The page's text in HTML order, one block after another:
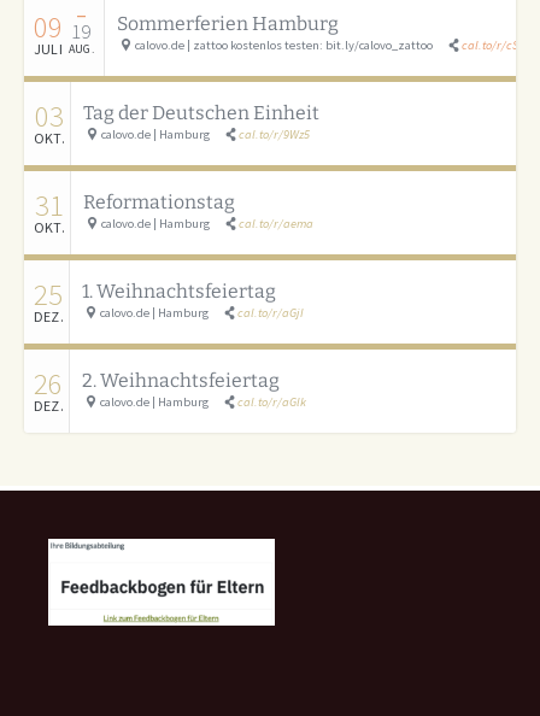
09
JULI
–
19
AUG.
Sommerferien Hamburg
calovo.de | zattoo kostenlos testen: bit.ly/calovo_zattoo cal.to/r/cSAU
03
OKT.
Tag der Deutschen Einheit
calovo.de | Hamburg cal.to/r/9Wz5
31
OKT.
Reformationstag
calovo.de | Hamburg cal.to/r/aema
25
DEZ.
1. Weihnachtsfeiertag
calovo.de | Hamburg cal.to/r/aGjI
26
DEZ.
2. Weihnachtsfeiertag
calovo.de | Hamburg cal.to/r/aGlk